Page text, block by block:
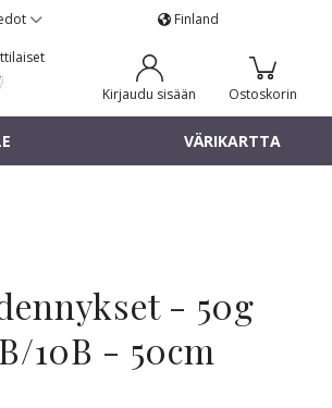
Finland
Ostoskorin
Kirjaudu sisään
VÄRIKARTTA
- 50g
10B - 50cm